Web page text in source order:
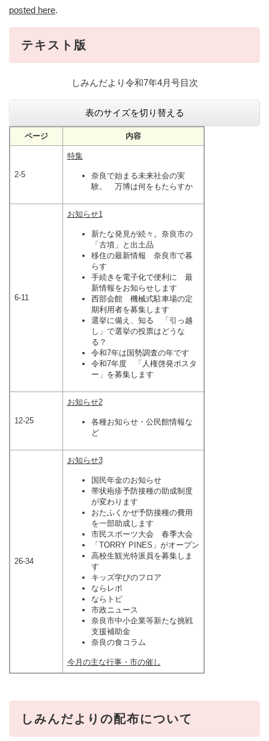
posted here.
テキスト版
しみんだより令和7年4月号目次
表のサイズを切り替える
ページ 内容
2-5
特集
奈良で始まる未来社会の実
験。 万博は何をもたらすか
6-11
お知らせ1
新たな発見が続々。奈良市の
「古墳」と出土品
移住の最新情報 奈良市で暮
らす
手続きを電子化で便利に 最
新情報をお知らせします
西部会館 機械式駐車場の定
期利用者を募集します
選挙に備え、知る 「引っ越
し」で選挙の投票はどうな
る？
令和7年は国勢調査の年です
令和7年度 「人権啓発ポスタ
ー」を募集します
12-25
お知らせ2
各種お知らせ・公民館情報な
ど
26-34
お知らせ3
国民年金のお知らせ
帯状疱疹予防接種の助成制度
が変わります
おたふくかぜ予防接種の費用
を一部助成します
市民スポーツ大会 春季大会
「TORRY PINES」がオープン
高校生観光特派員を募集しま
す
キッズ学びのフロア
ならレポ
ならトピ
市政ニュース
奈良市中小企業等新たな挑戦
支援補助金
奈良の食コラム
今月の主な行事・市の催し
しみんだよりの配布について